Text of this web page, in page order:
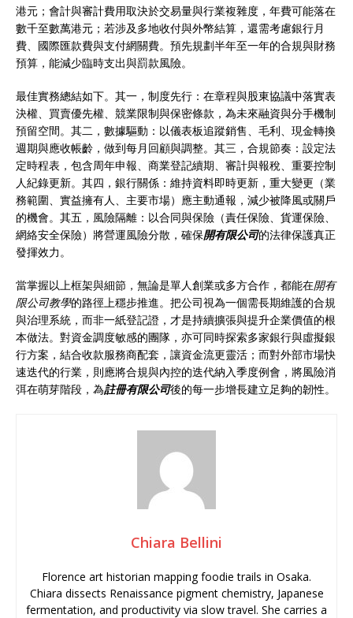
港元；會計與審計費用取決於交易量與行業複雜度，年費可能落在
數千至數萬港元；若涉及多地收付與外幣結算，還需考慮銀行月
費、國際匯款費與支付網關費。預先規劃半年至一年的合規與財務
預算，能減少臨時支出與罰款風險。
最佳實務總結如下。其一，制度先行：在章程與股東協議中落實表
決權、買賣優先權、競業限制與保密條款，為未來融資與分手機制
預留空間。其二，數據驅動：以儀表板追蹤銷售、毛利、現金轉換
週期與應收帳齡，做到每月回顧與調整。其三，合規節奏：設定法
定時程表，包含周年申報、商業登記續期、審計與報稅、重要控制
人紀錄更新。其四，銀行關係：維持資料即時更新，重大變更（業
務範圍、實益擁有人、主要市場）應主動通報，減少被降風或關戶
的機會。其五，風險隔離：以合同與保險（責任保險、貨運保險、
網絡安全保險）將營運風險分散，確保開有限公司的法律保護真正
發揮效力。
當掌握以上框架與細節，無論是單人創業或多方合作，都能在開有
限公司教學的路徑上穩步推進。把公司視為一個需長期維護的合規
與治理系統，而非一紙登記證，才是持續擴張與提升企業價值的根
本做法。對資金調度敏感的團隊，亦可同時探索多家銀行與虛擬銀
行方案，結合收款服務商配套，讓資金流更靈活；而對外部市場快
速迭代的行業，則應將合規與內控的迭代納入季度例會，將風險消
弭在萌芽階段，為註冊有限公司後的每一步增長建立足夠的韌性。
Chiara Bellini
Florence art historian mapping foodie trails in Osaka.
Chiara dissects Renaissance pigment chemistry, Japanese
fermentation, and productivity via slow travel. She carries a